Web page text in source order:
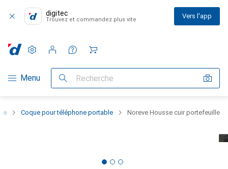
digitec
Trouvez et commandez plus vite Vers l'app
Navigation par catégorie
Menu Recherche
Paramètres
Compte client
Listes de comparaison
Listes d'envies
Panier
Coque pour téléphone portable Noreve Housse cuir portefeuille